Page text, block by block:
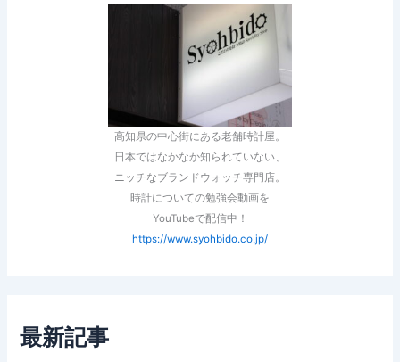
高知県の中心街にある老舗時計屋。
日本ではなかなか知られていない、
ニッチなブランドウォッチ専門店。
時計についての勉強会動画を
YouTubeで配信中！
https://www.syohbido.co.jp/
最新記事